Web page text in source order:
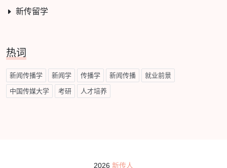
新传留学
热词
新闻传播学 新闻学 传播学 新闻传播 就业前景
中国传媒大学 考研 人才培养
2026 新传人